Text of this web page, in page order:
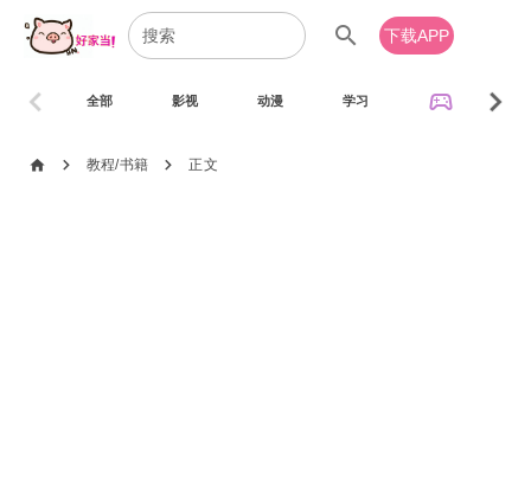
search 下载APP
全部 影视 动漫 学习 sports_esports
chevron_left chevron_right
home chevron_right 教程/书籍 chevron_right 正文